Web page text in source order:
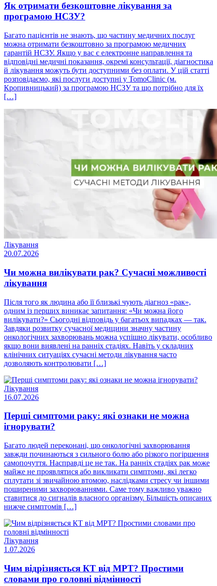
Як отримати безкоштовне лікування за
програмою НСЗУ?
Багато пацієнтів не знають, що частину медичних послуг
можна отримати безкоштовно за програмою медичних
гарантій НСЗУ. Якщо у вас є електронне направлення та
відповідні медичні показання, окремі консультації, діагностика
й лікування можуть бути доступними без оплати. У цій статті
розповідаємо, які послуги доступні у TomoClinic (м.
Кропивницький) за програмою НСЗУ та що потрібно для їх
[…]
Лікування
20.07.2026
Чи можна вилікувати рак? Сучасні можливості
лікування
Після того як людина або її близькі чують діагноз «рак»,
одним із перших виникає запитання: «Чи можна його
вилікувати?» Сьогодні відповідь у багатьох випадках — так.
Завдяки розвитку сучасної медицини значну частину
онкологічних захворювань можна успішно лікувати, особливо
якщо вони виявлені на ранніх стадіях. Навіть у складних
клінічних ситуаціях сучасні методи лікування часто
дозволяють контролювати […]
Лікування
16.07.2026
Перші симптоми раку: які ознаки не можна
ігнорувати?
Багато людей переконані, що онкологічні захворювання
завжди починаються з сильного болю або різкого погіршення
самопочуття. Насправді це не так. На ранніх стадіях рак може
майже не проявлятися або викликати симптоми, які легко
сплутати зі звичайною втомою, наслідками стресу чи іншими
поширеними захворюваннями. Саме тому важливо уважно
ставитися до сигналів власного організму. Більшість описаних
нижче симптомів […]
Лікування
1.07.2026
Чим відрізняється КТ від МРТ? Простими
словами про головні відмінності